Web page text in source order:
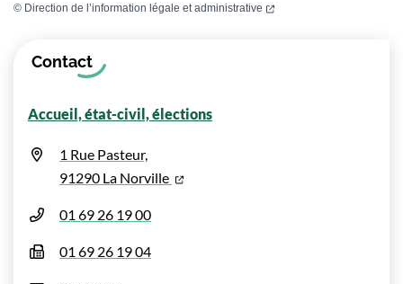
© Direction de l’information légale et administrative (ouverture dans un
Informations complémentaires
Contact
Accueil, état-civil, élections
1 Rue Pasteur,
91290 La Norville
(ouverture dans un nouvel onglet)
01 69 26 19 00
01 69 26 19 04